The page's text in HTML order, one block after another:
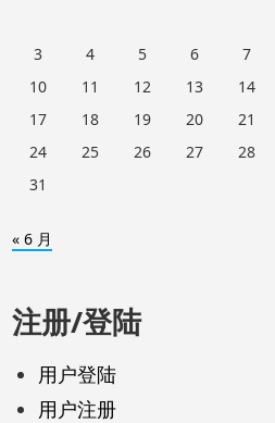
3
4 5 6 7
10
11 12 13 14
17
18 19 20 21
24
25 26 27 28
31
« 6 月
注册/登陆
用户登陆
用户注册